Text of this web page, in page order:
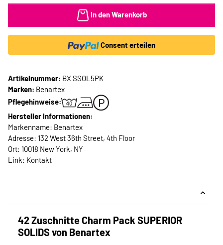
In den Warenkorb
Consent erteilen
Artikelnummer: BX SSOL5PK
Marken: Benartex
Pflegehinweise:
Hersteller Informationen:
Markenname: Benartex
Adresse: 132 West 36th Street, 4th Floor
Ort: 10018 New York, NY
Link: Kontakt
42 Zuschnitte Charm Pack SUPERIOR
SOLIDS von Benartex